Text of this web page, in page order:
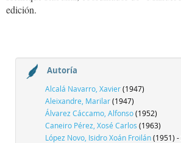
edición.
Autoría
Alcalá Navarro, Xavier(1947)
Aleixandre, Marilar(1947)
Álvarez Cáccamo, Alfonso(1952)
Caneiro Pérez, Xosé Carlos (1963)
López Novo, Isidro Xoán Froilán(1951) -